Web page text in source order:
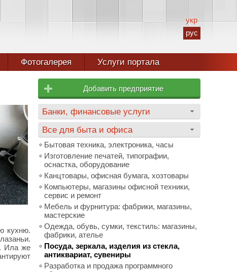
укр
рус
Фотогалерея Услуги портала
кухню.
Ила же
Добавить предприятие
Банки, финансовые услуги
Все для быта и офиса
Бытовая техника, электроника, часы
Изготовление печатей, типографии,
оснастка, оборудование
Канцтовары, офисная бумага, хозтовары
Компьютеры, магазины офисной техники,
сервис и ремонт
Мебель и фурнитура: фабрики, магазины,
мастерские
Одежда, обувь, сумки, текстиль: магазины,
фабрики, ателье
Посуда, зеркала, изделия из стекла,
антиквариат, сувениры
Разработка и продажа программного